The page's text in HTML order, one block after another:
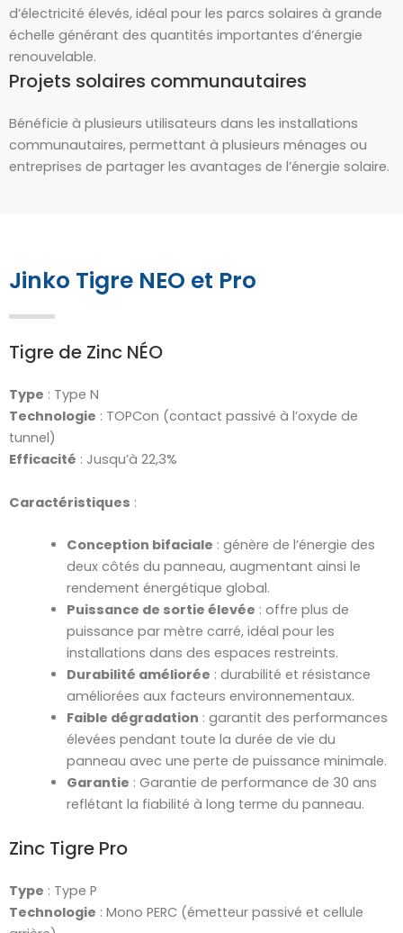
d’électricité élevés, idéal pour les parcs solaires à grande
échelle générant des quantités importantes d’énergie
renouvelable.
Projets solaires communautaires
Bénéficie à plusieurs utilisateurs dans les installations
communautaires, permettant à plusieurs ménages ou
entreprises de partager les avantages de l’énergie solaire.
Jinko Tigre NEO et Pro
Tigre de Zinc NÉO
Type : Type N
Technologie : TOPCon (contact passivé à l’oxyde de
tunnel)
Efficacité : Jusqu’à 22,3%
Caractéristiques :
Conception bifaciale : génère de l’énergie des
deux côtés du panneau, augmentant ainsi le
rendement énergétique global.
Puissance de sortie élevée : offre plus de
puissance par mètre carré, idéal pour les
installations dans des espaces restreints.
Durabilité améliorée : durabilité et résistance
améliorées aux facteurs environnementaux.
Faible dégradation : garantit des performances
élevées pendant toute la durée de vie du
panneau avec une perte de puissance minimale.
Garantie : Garantie de performance de 30 ans
reflétant la fiabilité à long terme du panneau.
Zinc Tigre Pro
Type : Type P
Technologie : Mono PERC (émetteur passivé et cellule